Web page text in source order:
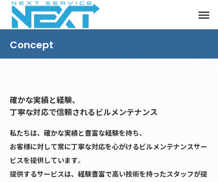
Concept
確かな実績と経験、
丁寧な対応で信頼されるビルメンテナンス
私たちは、確かな実績と豊富な経験を持ち、
お客様に対して常に丁寧な対応を心がけるビルメンテナンスサー
ビスを提供しています。
提供するサービスは、経験豊富で高い技術を持ったスタッフが提